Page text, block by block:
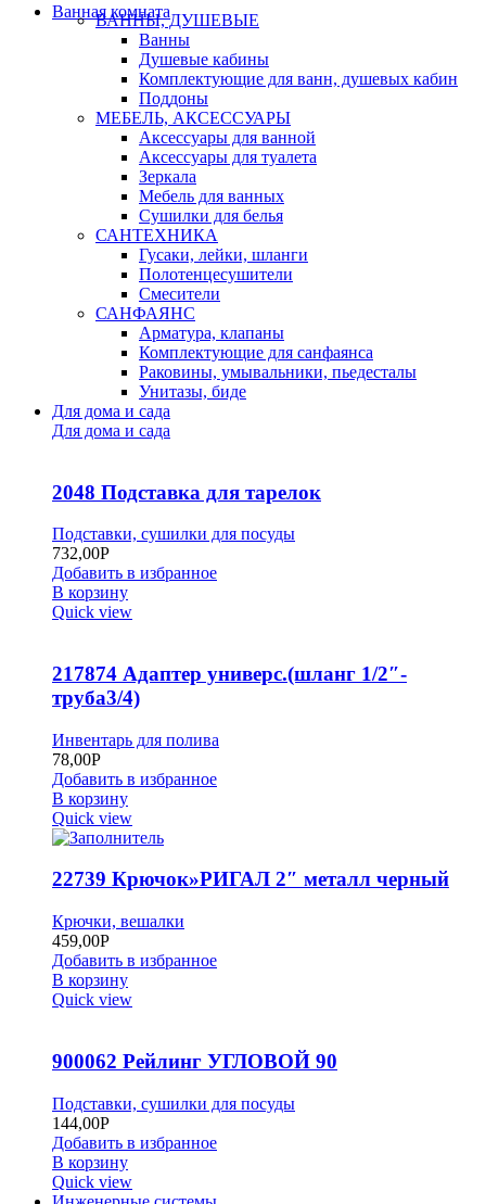
Ванная комната
ВАННЫ, ДУШЕВЫЕ
Ванны
Душевые кабины
Комплектующие для ванн, душевых кабин
Поддоны
МЕБЕЛЬ, АКСЕССУАРЫ
Аксессуары для ванной
Аксессуары для туалета
Зеркала
Мебель для ванных
Сушилки для белья
САНТЕХНИКА
Гусаки, лейки, шланги
Полотенцесушители
Смесители
САНФАЯНС
Арматура, клапаны
Комплектующие для санфаянса
Раковины, умывальники, пьедесталы
Унитазы, биде
Для дома и сада
Для дома и сада
2048 Подставка для тарелок
Подставки, сушилки для посуды
732,00Р
Добавить в избранное
В корзину
Quick view
217874 Адаптер универс.(шланг 1/2″-
труба3/4)
Инвентарь для полива
78,00Р
Добавить в избранное
В корзину
Quick view
22739 Крючок»РИГАЛ 2″ металл черный
Крючки, вешалки
459,00Р
Добавить в избранное
В корзину
Quick view
900062 Рейлинг УГЛОВОЙ 90
Подставки, сушилки для посуды
144,00Р
Добавить в избранное
В корзину
Quick view